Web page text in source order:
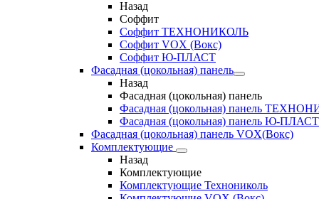
Назад
Соффит
Соффит ТЕХНОНИКОЛЬ
Соффит VOX (Вокс)
Соффит Ю-ПЛАСТ
Фасадная (цокольная) панель
Назад
Фасадная (цокольная) панель
Фасадная (цокольная) панель
Фасадная (цокольная) панель Ю-ПЛАСТ
Фасадная (цокольная) панель VOX(Вокс)
Комплектующие
Назад
Комплектующие
Комплектующие Технониколь